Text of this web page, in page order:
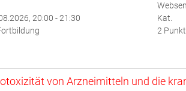
20:00 - 21:30
Kat.
2
von Arzneimitteln und die